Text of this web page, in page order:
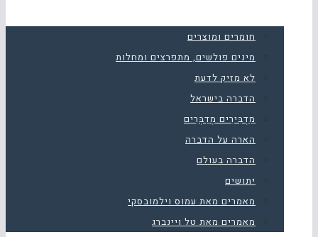
חומרים ומוצרים
מינים פולשים, מתפרצים ומחלות
לא מזיק לדעת
הדברה בישראל
מַדְבִּירִים מְדַבְּרִים
הארה על הדברה
הדברה בעולם
יתושים
מאמרים מאת עמוס וילמובסקי
מאמרים מאת טל ויינברג